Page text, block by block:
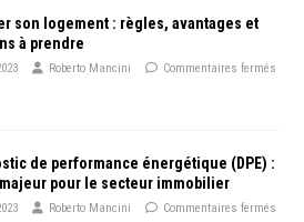
son logement : règles, avantages et
à prendre
Roberto Mancini Commentaires fermés
de performance énergétique (DPE) :
pour le secteur immobilier
Roberto Mancini Commentaires fermés